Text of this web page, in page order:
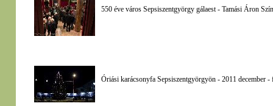
550 éve város Sepsiszentgyörgy gálaest - Tamási Áron
Óriási karácsonyfa Sepsiszentgyörgyön - 2011 december